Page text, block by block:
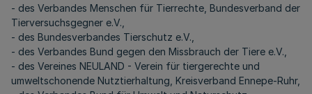
- des Verbandes Menschen für Tierrechte, Bundesverband der
Tierversuchsgegner e.V.,
- des Bundesverbandes Tierschutz e.V.,
- des Verbandes Bund gegen den Missbrauch der Tiere e.V.,
- des Vereines NEULAND - Verein für tiergerechte und
umweltschonende Nutztierhaltung, Kreisverband Ennepe-Ruhr,